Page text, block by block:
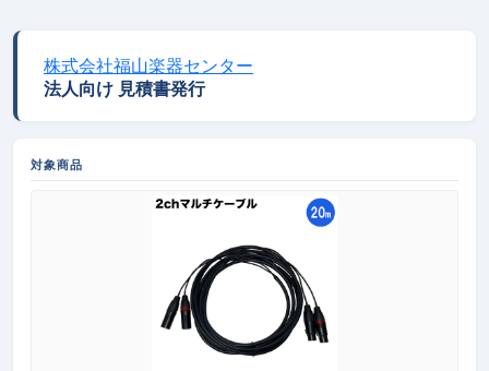
株式会社福山楽器センター
法人向け 見積書発行
対象商品